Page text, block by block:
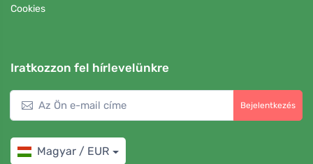
Cookies
Iratkozzon fel hírlevelünkre
Bejelentkezés
Magyar / EUR